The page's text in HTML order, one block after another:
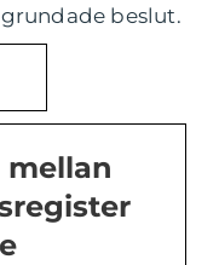
beslut.
mellan